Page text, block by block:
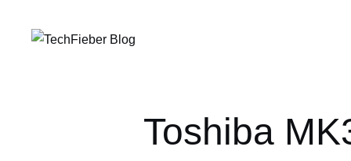
Toshiba